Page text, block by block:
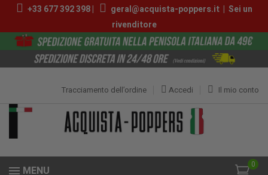
+33 677 392 398 | geral@acquista-poppers.it| Sei un
rivenditore
Il mio conto
Accedi
Tracciamento dell’ordine
0
MENU